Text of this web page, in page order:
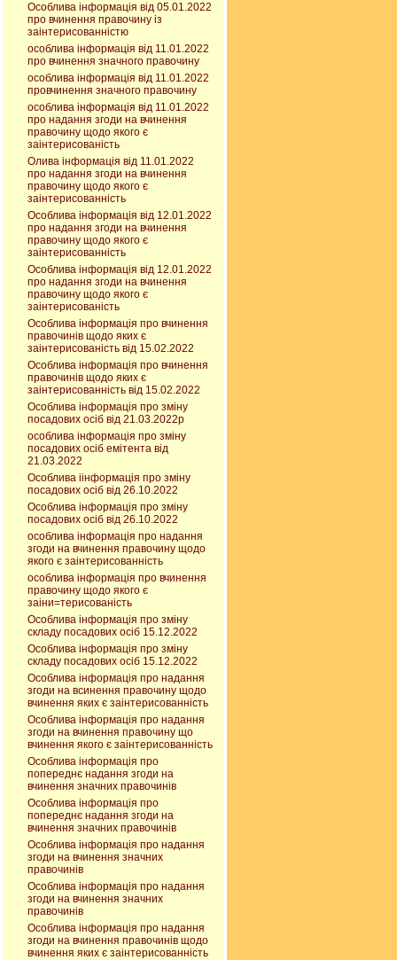
Особлива інформація від 05.01.2022
про вчинення правочину із
заінтерисованністю
особлива інформація від 11.01.2022
про вчинення значного правочину
особлива інформація від 11.01.2022
провчинення значного правочину
особлива інформація від 11.01.2022
про надання згоди на вчинення
правочину щодо якого є
заінтерисованість
Олива інформація від 11.01.2022
про надання згоди на вчинення
правочину щодо якого є
заінтерисованність
Особлива інформація від 12.01.2022
про надання згоди на вчинення
правочину щодо якого є
заінтерисованність
Особлива інформація від 12.01.2022
про надання згоди на вчинення
правочину щодо якого є
заінтерисованість
Особлива інформація про вчинення
правочинів щодо яких є
заінтерисованість від 15.02.2022
Особлива інформація про вчинення
правочинів щодо яких є
заінтерисованність від 15.02.2022
Особлива інформація про зміну
посадових осіб від 21.03.2022р
особлива інформація про зміну
посадових осіб емітента від
21.03.2022
Особлива іінформація про зміну
посадових осіб від 26.10.2022
Особлива інформація про зміну
посадових осіб від 26.10.2022
особлива інформація про надання
згоди на вчинення правочину щодо
якого є заінтерисованність
особлива інформація про вчинення
правочину щодо якого є
заіни=терисованість
Особлива інформація про зміну
складу посадових осіб 15.12.2022
Особлива інформація про зміну
складу посадових осіб 15.12.2022
Особлива інформація про надання
згоди на всинення правочину щодо
вчинення яких є заінтерисованність
Особлива інформація про надання
згоди на вчинення правочину що
вчинення якого є заінтерисованність
Особлива інформація про
попереднє надання згоди на
вчинення значних правочинів
Особлива інформація про
попереднє надання згоди на
вчинення значних правочинів
Особлива інформація про надання
згоди на вчинення значних
правочинів
Особлива інформація про надання
згоди на вчинення значних
правочинів
Особлива інформація про надання
згоди на вчинення правочинів щодо
вчинення яких є заінтерисованність